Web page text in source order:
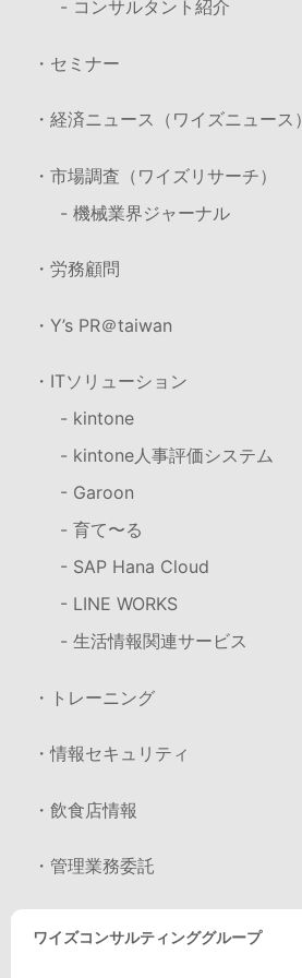
- コンサルタント紹介
・セミナー
・経済ニュース（ワイズニュース）
・市場調査（ワイズリサーチ）
- 機械業界ジャーナル
・労務顧問
・Y’s PR＠taiwan
・ITソリューション
- kintone
- kintone人事評価システム
- Garoon
- 育て〜る
- SAP Hana Cloud
- LINE WORKS
- 生活情報関連サービス
・トレーニング
・情報セキュリティ
・飲食店情報
・管理業務委託
ワイズコンサルティンググループ